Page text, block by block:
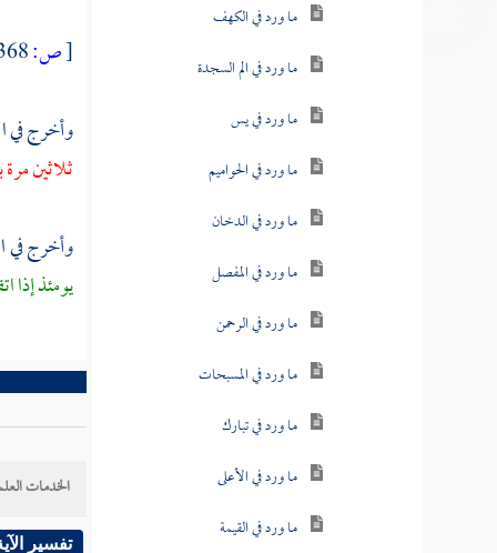
ما ورد في الكهف
ما ورد في الم السجدة
ما ورد في يس
ما ورد في الحواميم
ما ورد في الدخان
ما ورد في المفصل
ما ورد في الرحمن
ما ورد في المسبحات
ما ورد في تبارك
ما ورد في الأعلى
ما ورد في القيمة
[ص:
وأخرج
ثلاثين
وأخرج في
يومئذ إذا
الخدمات
تفسير